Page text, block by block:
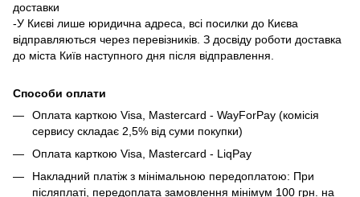
доставки
-У Києві лише юридична адреса, всі посилки до Києва
відправляються через перевізників. З досвіду роботи доставка
до міста Київ наступного дня після відправлення.
Способи оплати
Оплата карткою Visa, Mastercard - WayForPay (комісія
сервису складає 2,5% від суми покупки)
Оплата карткою Visa, Mastercard - LiqPay
Накладний платіж з мінімальною передоплатою: При
післяплаті, передоплата замовлення мінімум 100 грн. на